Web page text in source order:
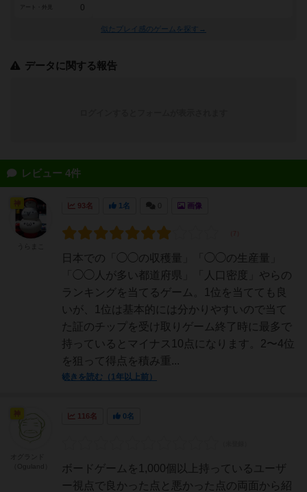
アート・外見 0
似たプレイ感のゲームを探す→
データに関する報告
レビュー 4件
93名 1名 画像
日本での「◯◯の収穫量」「◯◯の生産量」
「◯◯人が多い都道府県」「人口密度」やらの
ランキングを当てるゲーム。1位を当てても良
いが、1位は基本的には分かりやすいので当て
た証のチップを受け取りゲーム終了時に最多で
持っているとマイナス10点になります。2〜4位
を狙って得点を積み重...
続きを読む（1年以上前）
神
116名 0名
ボードゲームを1,000個以上持っているユーザ
ー視点で良かった点と悪かった点の両面から紹